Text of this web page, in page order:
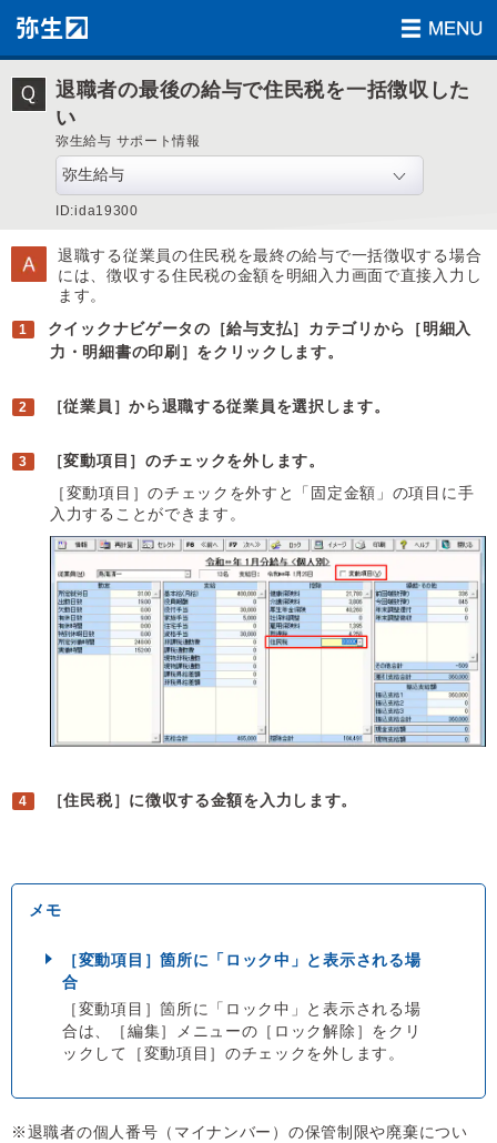
退職者の最後の給与で住民税を一括徴収した
い
弥生給与 サポート情報
ID:ida19300
退職する従業員の住民税を最終の給与で一括徴収する場合
には、徴収する住民税の金額を明細入力画面で直接入力し
ます。
クイックナビゲータの［給与支払］カテゴリから［明細入
力・明細書の印刷］をクリックします。
［従業員］から退職する従業員を選択します。
［変動項目］のチェックを外します。
［変動項目］のチェックを外すと「固定金額」の項目に手
入力することができます。
［住民税］に徴収する金額を入力します。
［変動項目］箇所に「ロック中」と表示される場
合
［変動項目］箇所に「ロック中」と表示される場
合は、［編集］メニューの［ロック解除］をクリ
ックして［変動項目］のチェックを外します。
※退職者の個人番号（マイナンバー）の保管制限や廃棄につい